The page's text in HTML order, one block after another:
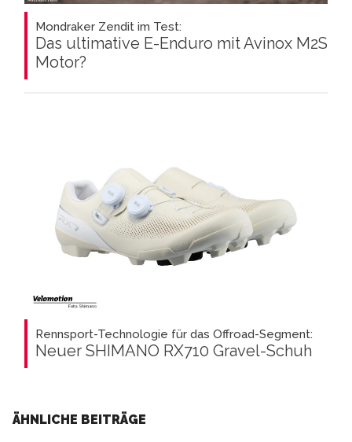
Mondraker Zendit im Test:
Das ultimative E-Enduro mit Avinox M2S
Motor?
Rennsport-Technologie für das Offroad-Segment:
Neuer SHIMANO RX710 Gravel-Schuh
ÄHNLICHE BEITRÄGE